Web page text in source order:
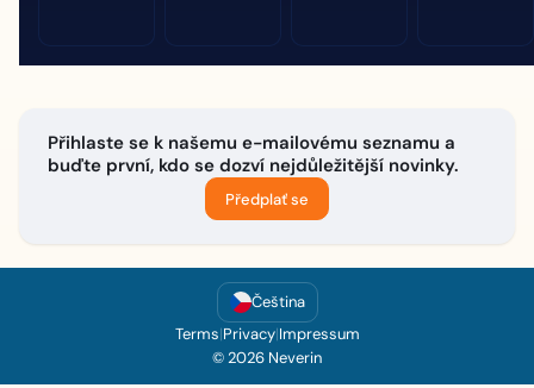
Přihlaste se k našemu e-mailovému seznamu a
buďte první, kdo se dozví nejdůležitější novinky.
Předplať se
Čeština
Terms|Privacy|Impressum
© 2026 Neverin